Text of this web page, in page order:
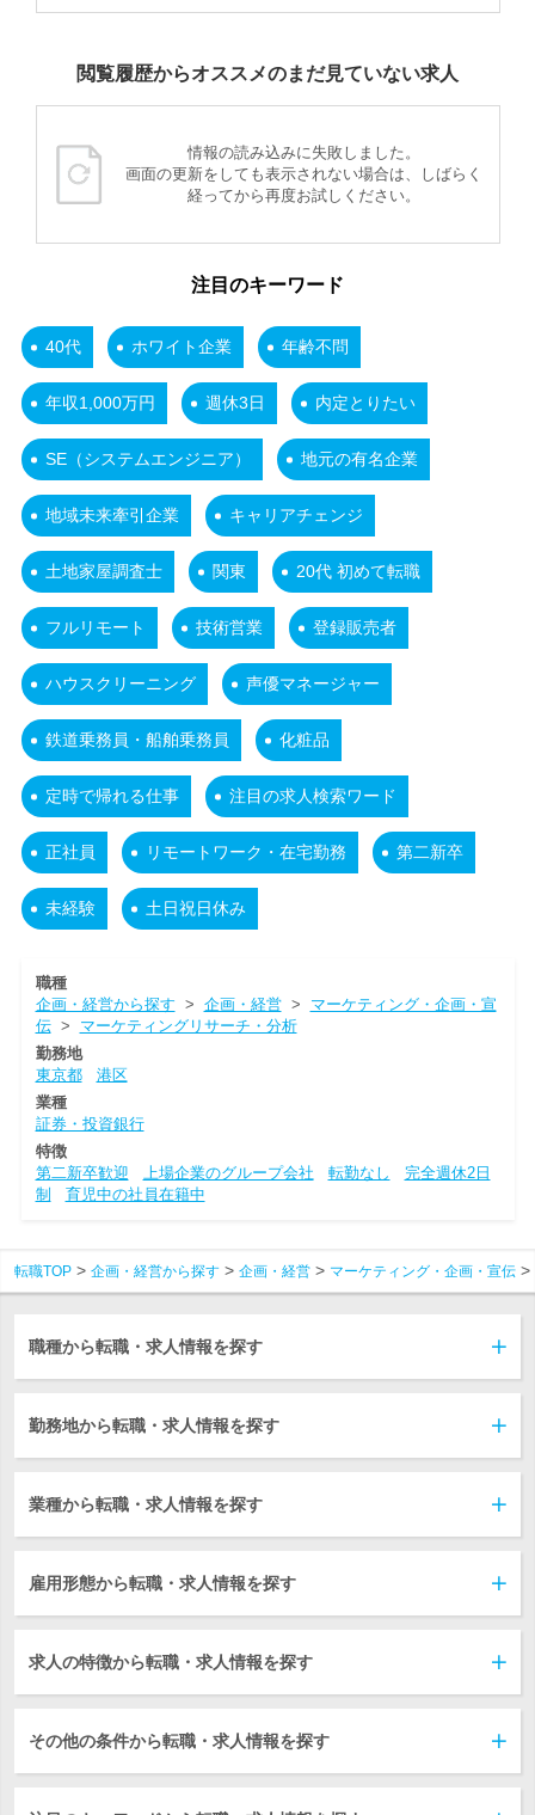
閲覧履歴からオススメのまだ見ていない求人
情報の読み込みに失敗しました。
画面の更新をしても表示されない場合は、しばらく
経ってから再度お試しください。
注目のキーワード
40代 ホワイト企業 年齢不問
年収1,000万円 週休3日 内定とりたい
SE（システムエンジニア） 地元の有名企業
地域未来牽引企業 キャリアチェンジ
土地家屋調査士 関東 20代 初めて転職
フルリモート 技術営業 登録販売者
ハウスクリーニング 声優マネージャー
鉄道乗務員・船舶乗務員 化粧品
定時で帰れる仕事 注目の求人検索ワード
正社員 リモートワーク・在宅勤務 第二新卒
未経験 土日祝日休み
職種
企画・経営から探す > 企画・経営> マーケティング・企画・宣
伝> マーケティングリサーチ・分析
勤務地
東京都
港区
業種
証券・投資銀行
特徴
第二新卒歓迎
上場企業のグループ会社 転勤なし
完全週休2日
制
育児中の社員在籍中
転職TOP 企画・経営から探す 企画・経営 マーケティング・企画・宣伝
職種から転職・求人情報を探す
勤務地から転職・求人情報を探す
業種から転職・求人情報を探す
雇用形態から転職・求人情報を探す
求人の特徴から転職・求人情報を探す
その他の条件から転職・求人情報を探す